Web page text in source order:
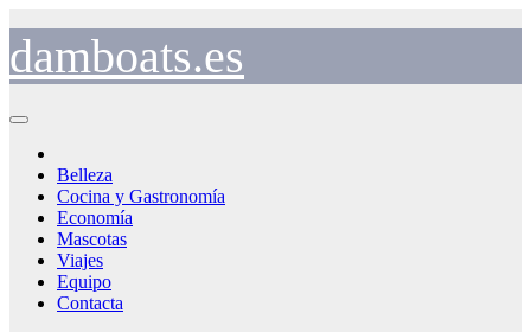
contenido
damboats.es
Belleza
Cocina y Gastronomía
Economía
Mascotas
Viajes
Equipo
Contacta